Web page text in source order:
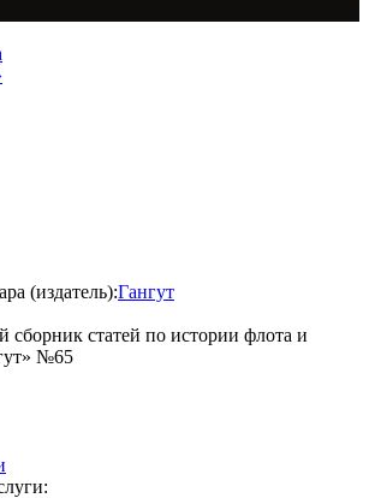
(издатель):Гангут
сборник статей по истории флота и
№65